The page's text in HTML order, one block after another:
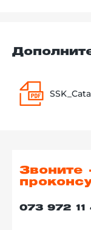
Звоните
073 972 11